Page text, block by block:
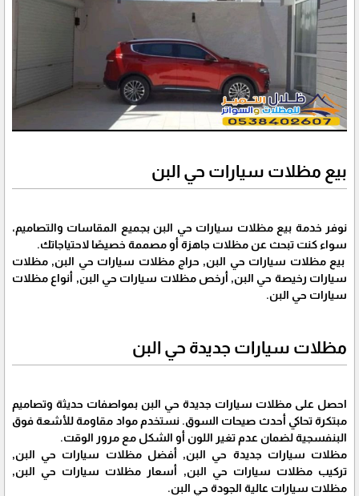
بيع مظلات سيارات حي البن
نوفر خدمة بيع مظلات سيارات حي البن بجميع المقاسات والتصاميم،
سواء كنت تبحث عن مظلات جاهزة أو مصممة خصيصًا لاحتياجاتك.
بيع مظلات سيارات حي البن, حراج مظلات سيارات حي البن, مظلات
سيارات رخيصة حي البن, أرخص مظلات سيارات حي البن, أنواع مظلات
سيارات حي البن.
مظلات سيارات جديدة حي البن
احصل على مظلات سيارات جديدة حي البن بمواصفات حديثة وتصاميم
مبتكرة تحاكي أحدث صيحات السوق. نستخدم مواد مقاومة للأشعة فوق
البنفسجية لضمان عدم تغير اللون أو الشكل مع مرور الوقت.
مظلات سيارات جديدة حي البن, أفضل مظلات سيارات حي البن,
تركيب مظلات سيارات حي البن, أسعار مظلات سيارات حي البن,
مظلات سيارات عالية الجودة حي البن.